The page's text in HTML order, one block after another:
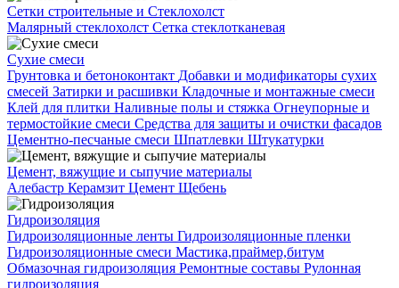
Сетки строительные и Стеклохолст
Малярный стеклохолст Сетка стеклотканевая
Сухие смеси
Грунтовка и бетоноконтакт Добавки и модификаторы сухих
смесей Затирки и расшивки Кладочные и монтажные смеси
Клей для плитки Наливные полы и стяжка Огнеупорные и
термостойкие смеси Средства для защиты и очистки фасадов
Цементно-песчаные смеси Шпатлевки Штукатурки
Цемент, вяжущие и сыпучие материалы
Алебастр Керамзит Цемент Щебень
Гидроизоляция
Гидроизоляционные ленты Гидроизоляционные пленки
Гидроизоляционные смеси Мастика,праймер,битум
Обмазочная гидроизоляция Ремонтные составы Рулонная
гидроизоляция